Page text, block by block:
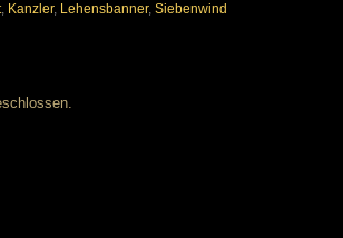
, Kanzler, Lehensbanner, Siebenwind